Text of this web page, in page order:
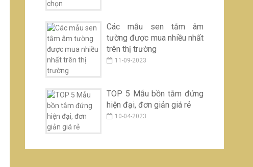
Các mẫu sen tắm âm
tường được mua nhiều nhất
trên thị trường
11-09-2023
TOP 5 Mẫu bồn tắm đứng
hiện đại, đơn giản giá rẻ
10-04-2023